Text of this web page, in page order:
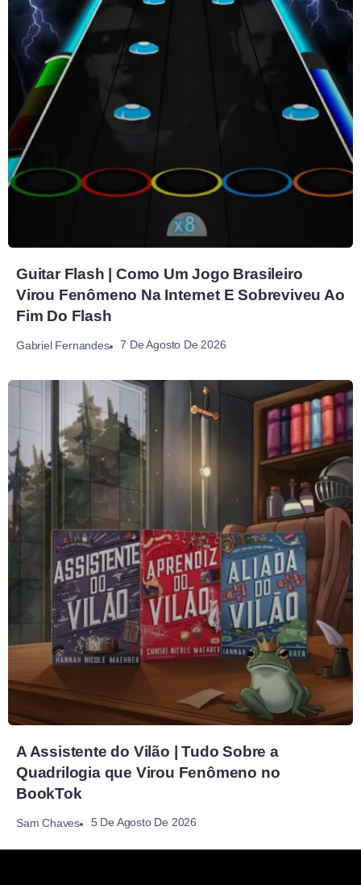
Guitar Flash | Como Um Jogo Brasileiro
Virou Fenômeno Na Internet E Sobreviveu Ao
Fim Do Flash
Gabriel Fernandes 7 De Agosto De 2026
A Assistente do Vilão | Tudo Sobre a
Quadrilogia que Virou Fenômeno no
BookTok
Sam Chaves 5 De Agosto De 2026